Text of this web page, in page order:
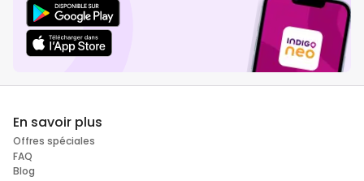
En savoir plus
Offres spéciales
FAQ
Blog